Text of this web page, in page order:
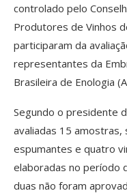
controlado pelo
Produtores de Vinhos
participaram da
representantes da
Brasileira de Enologia
Segundo o presidente
avaliadas 15
espumantes e quatro
elaboradas no período
duas não foram